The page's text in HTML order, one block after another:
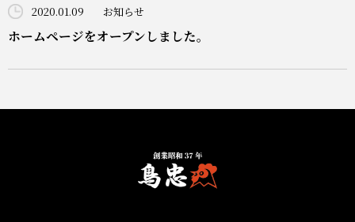
2020.01.09 お知らせ
ホームページをオープンしました。